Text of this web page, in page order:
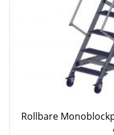
Rollbare